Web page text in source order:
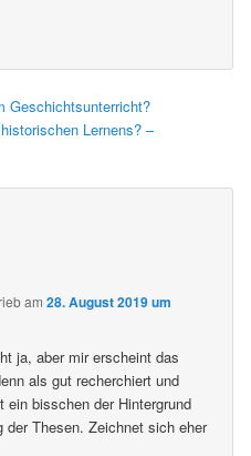
Geschichtsunterricht?
Lernens? –
am28. August 2019 um
ja, aber mir erscheint das
als gut recherchiert und
ein bisschen der Hintergrund
der Thesen. Zeichnet sich eher